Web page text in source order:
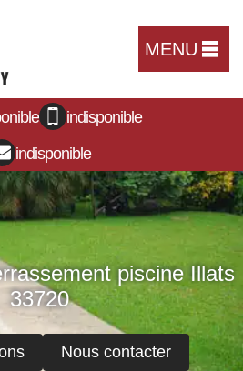
MENU
indisponible
indisponible
piscine Illats
33720
Nous contacter